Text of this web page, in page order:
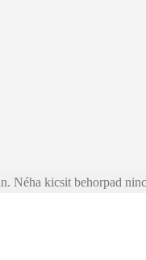
Néha kicsit behorpad